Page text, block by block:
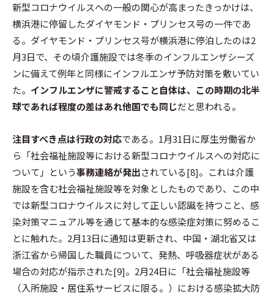
新型コロナウイルスへの一般の関心が高まったきっかけは、
横浜港に停留したダイヤモンド・プリンセス号の一件であ
る。ダイヤモンド・プリンセス号が横浜港に停泊したのは2
月3日で、その頃介護施設では冬季のインフルエンザシーズ
ンに備えて例年と同様にインフルエンザ予防対策を敷いてい
た。 インフルエンザに警戒すること自体は、この時期の北半
球であれば程度の差はあれ他国でも同じだと思われる。
注目すべき点は行政の対応である。1月31日に厚生労働省か
ら「社会福祉施設等における新型コロナウイルスへの対応に
ついて」という事務連絡が発出されている[8]。これは介護
施設を含む社会福祉施設等を対象としたものであり、この中
では新型コロナウイルスに対して正しい認識を持つこと、感
染対策マニュアル等を通じて基本的な感染症対策に努めるこ
とに触れた。2月13日に通知は更新され、中国・湖北省又は
浙江省から帰国した職員について、発熱、呼吸器症状がある
場合の対応が指示された[9]。2月24日に「社会福祉施設等
（入所施設・居住系サービスに限る。）における感染拡大防